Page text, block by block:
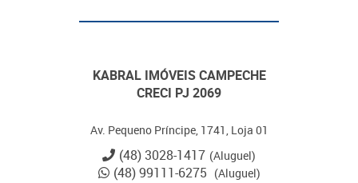
KABRAL IMÓVEIS CAMPECHE
CRECI PJ 2069
Av. Pequeno Príncipe, 1741, Loja 01
(48) 3028-1417 (Aluguel)
(48) 99111-6275 (Aluguel)